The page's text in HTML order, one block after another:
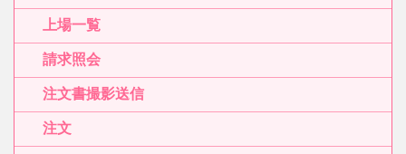
上場一覧
請求照会
注文書撮影送信
注文